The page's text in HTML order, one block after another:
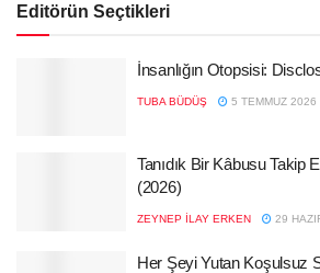
Editörün Seçtikleri
İnsanlığın Otopsisi:
TUBA BÜDÜŞ 5 TEMMUZ 2026
Tanıdık Bir Kâbusu Takip
(2026)
ZEYNEP İLAY ERKEN 29
Her Şeyi Yutan Koşulsuz